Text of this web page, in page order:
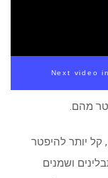
Next video
מהם.
קל יותר להיפטר
ושמנים